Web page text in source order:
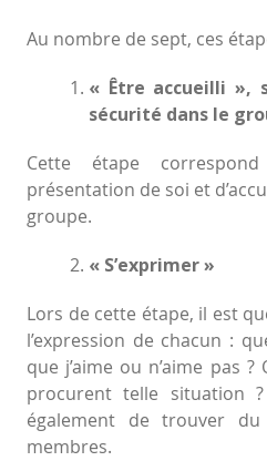
Au nombre de sept, ces
« Être accueilli »,
sécurité dans le
Cette étape
présentation de soi et
groupe.
« S’exprimer »
Lors de cette étape, il est
l’expression de chacun :
que j’aime ou n’aime pas
procurent telle situation ?
également de trouver
membres.